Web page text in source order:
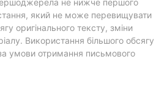
не нижче першого
який не може перевищувати
оригінального тексту, зміни
Використання більшого обсягу
умови отримання письмового